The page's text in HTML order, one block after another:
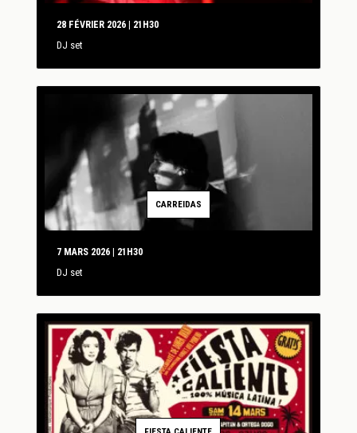
28 FÉVRIER 2026 | 21H30
DJ set
CARREIDAS
7 MARS 2026 | 21H30
DJ set